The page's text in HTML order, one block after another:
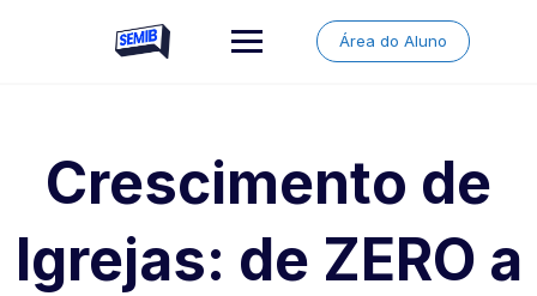
Área do Aluno
Crescimento de
Igrejas: de ZERO a